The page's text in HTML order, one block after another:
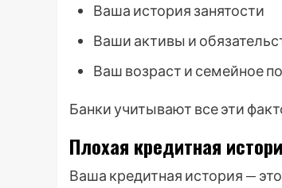
Ваша история занятости
Ваши активы и
Ваш возраст и семейное
Банки учитывают все эти
Плохая кредитная
Ваша кредитная история —